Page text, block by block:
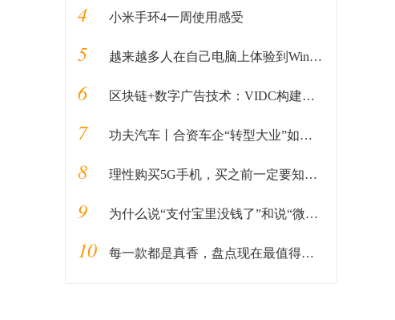
4 小米手环4一周使用感受
5 越来越多人在自己电脑上体验到Win10X：很好很强大
6 区块链+数字广告技术：VIDC构建新的广告体验
7 功夫汽车丨合资车企“转型大业”如何才能更高效务实？这家车企做了一次有益尝试！
8 理性购买5G手机，买之前一定要知道这些
9 为什么说“支付宝里没钱了”和说“微信里没钱了”给人的感觉不同
10 每一款都是真香，盘点现在最值得入手的4款手机